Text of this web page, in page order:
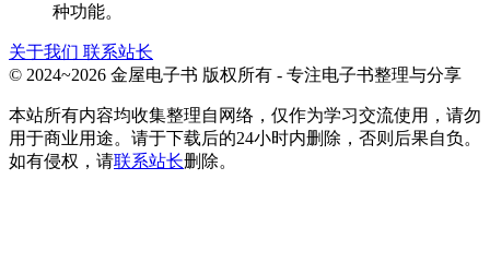
种功能。
关于我们 联系站长
© 2024~2026 金屋电子书 版权所有 - 专注电子书整理与分享
本站所有内容均收集整理自网络，仅作为学习交流使用，请勿
用于商业用途。请于下载后的24小时内删除，否则后果自负。
如有侵权，请联系站长删除。